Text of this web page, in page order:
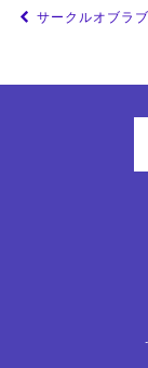
投
ナ
サークルオブラ